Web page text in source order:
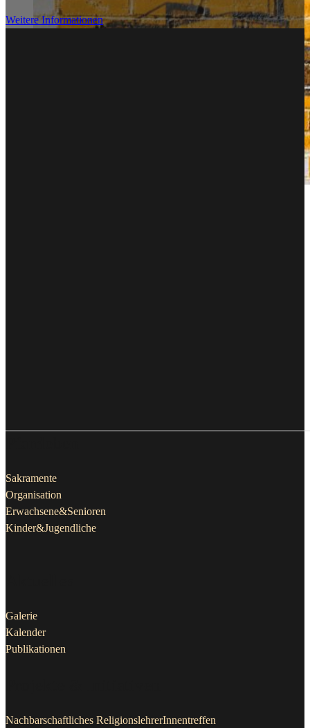
Weitere Informationen
Sakramente
Organisation
Erwachsene&Senioren
Kinder&Jugendliche
Galerie
Kalender
Publikationen
Nachbarschaftliches ReligionslehrerInnentreffen